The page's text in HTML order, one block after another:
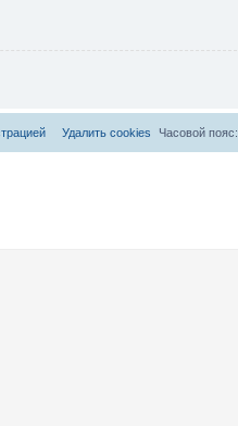
Часовой пояс:
Удалить cookies
трацией